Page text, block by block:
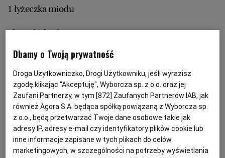
TORUŃ
TRÓJMIASTO
WAŁBRZYCH
WARSZAWA
1 łyżeczka miodu
ok 2-3 łyżki oliwy
szczypta soli i pieprzu
Wymieszać wszystkie składniki sosu - na końcu powoli
dodawać oliwę do momentu, aż dobrze się połączy z
inniymi składnikami, a sos uzyska kremową
konsystencję. Doprawić solą i pieprzem do smaku.
Dbamy o Twoją prywatność
Droga Użytkowniczko, Drogi Użytkowniku, jeśli wyrazisz
zgodę klikając "Akceptuję", Wyborcza sp. z o.o. oraz jej
Zaufani Partnerzy, w tym [872] Zaufanych Partnerów IAB, jak
również Agora S.A. będąca spółką powiązaną z Wyborcza sp.
z o.o., będą przetwarzać Twoje dane osobowe takie jak
adresy IP, adresy e-mail czy identyfikatory plików cookie lub
inne informacje zapisane w tych plikach do celów
marketingowych, w szczególności na potrzeby wyświetlania